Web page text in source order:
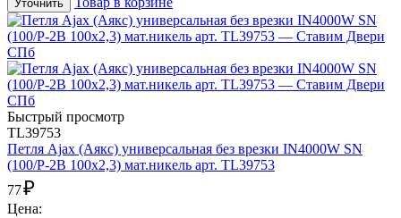
Уточнить
Быстрый просмотр
TL39753
Петля Ajax (Аякс) универсальная без врезки IN4000W SN
(100/P-2B 100x2,3) мат.никель арт. TL39753
77₽
Цена: